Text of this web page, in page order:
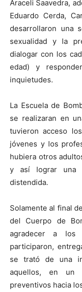
Araceli Saavedra,
Eduardo Cerda,
desarrollaron una
sexualidad y la
dialogar con los
edad) y
inquietudes.
La Escuela de
se realizaran en
tuvieron acceso
jóvenes y los
hubiera otros
y así lograr una
distendida.
Solamente al final
del Cuerpo de
agradecer a los
participaron,
se trató de una
aquellos, en un
preventivos hacia